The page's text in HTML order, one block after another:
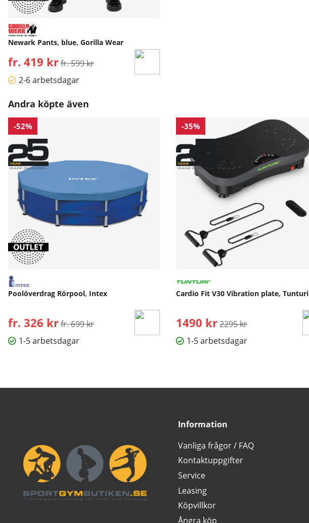
Newark Pants, blue, Gorilla Wear
fr. 419 krOrdinarie pris:
fr. 599 kr
2-6 arbetsdagar
Andra köpte även
-52%
Poolöverdrag Rörpool, Intex
fr. 326 krOrdinarie pris:
fr. 699 kr
1-5 arbetsdagar
-35%
Cardio Fit V30 Vibration plate, Tunturi
1490 kr Ordinarie pris:
2295 kr
1-5 arbetsdagar
Information
Vanliga frågor / FAQ
Kontaktuppgifter
Service
Leasing
Köpvillkor
Ångra köp